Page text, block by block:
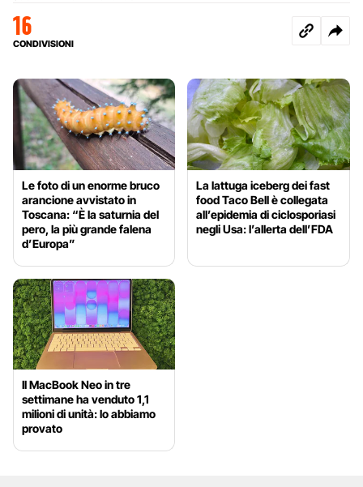
16
CONDIVISIONI
Le foto di un enorme bruco
arancione avvistato in
Toscana: “È la saturnia del
pero, la più grande falena
d’Europa”
La lattuga iceberg dei fast
food Taco Bell è collegata
all’epidemia di ciclosporiasi
negli Usa: l’allerta dell’FDA
Il MacBook Neo in tre
settimane ha venduto 1,1
milioni di unità: lo abbiamo
provato